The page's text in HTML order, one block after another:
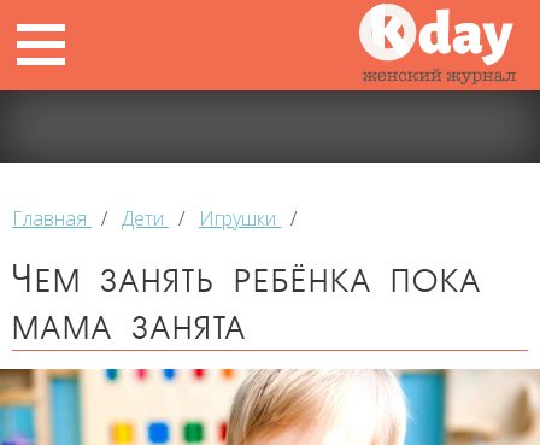
Главная / Дети / Игрушки /
Чем занять ребёнка пока
мама занята